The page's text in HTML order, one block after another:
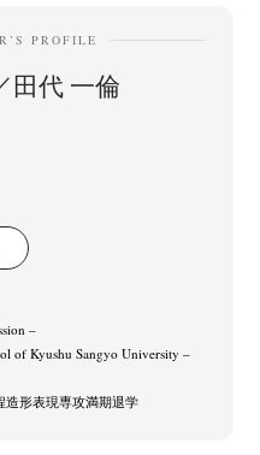
PROFILE
田代 一倫
–
of Kyushu Sangyo University –
造形表現専攻満期退学